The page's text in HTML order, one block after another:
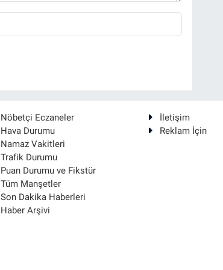
Nöbetçi Eczaneler
Hava Durumu
Namaz Vakitleri
Trafik Durumu
Puan Durumu ve Fikstür
Tüm Manşetler
Son Dakika Haberleri
Haber Arşivi
İletişim
Reklam İçin